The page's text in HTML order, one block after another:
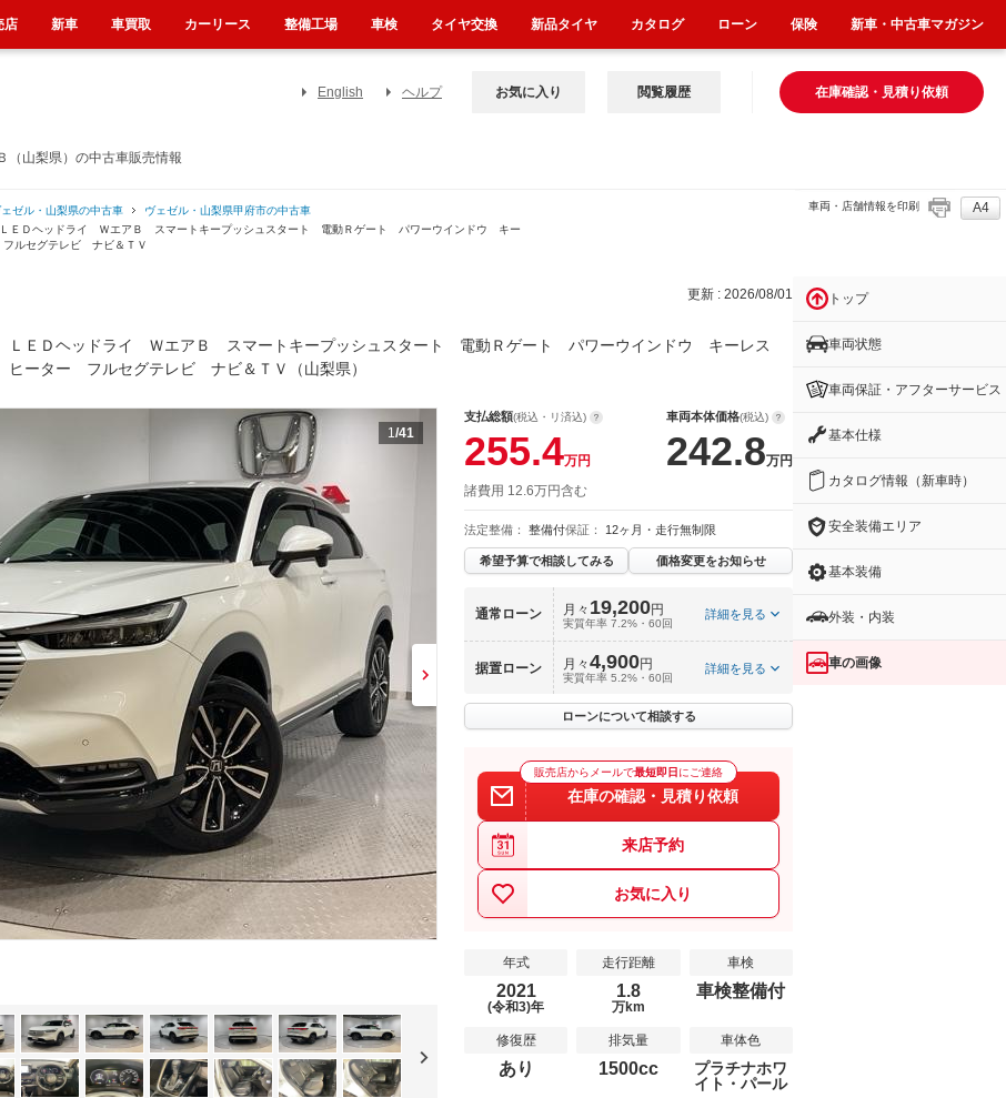
山梨県）の中古車販売情報
English ヘルプ 在庫確認・見積り依頼
お気に入り 閲覧履歴
ェゼル・山梨県の中古車
ヴェゼル・山梨県甲府市の中古車
ＥＤヘッドライ ＷエアＢ スマートキープッシュスタート 電動Ｒゲート パワーウインドウ キー
ルセグテレビ ナビ＆ＴＶ
車両・店舗情報を印刷 A4
更新 : 2026/08/01
ＬＥＤヘッドライ ＷエアＢ スマートキープッシュスタート 電動Ｒゲート パワーウインドウ キーレス
ヒーター フルセグテレビ ナビ＆ＴＶ（山梨県）
1/41
支払総額(税込・リ済込)
255.4万円
車両本体価格(税込)
242.8万円
諸費用 12.6万円含む
法定整備： 整備付保証： 12ヶ月・走行無制限
希望予算で相談してみる 価格変更をお知らせ
通常ローン 月々 19,200円
実質年率 7.2%・60回
詳細を見る
据置ローン 月々4,900円
実質年率 5.2%・60回
詳細を見る
ローンについて相談する
販売店からメールで最短即日 にご連絡
在庫の確認・見積り依頼
来店予約
お気に入り
年式
2021
(令和3)年
走行距離
1.8
万km
車検
車検整備付
修復歴
あり
排気量
1500cc
車体色
プラチナホワ
イト・パール
トップ
車両状態
車両保証・アフターサービス
基本仕様
カタログ情報（新車時）
安全装備エリア
基本装備
外装・内装
車の画像
店 新車 車買取 カーリース 整備工場 車検 タイヤ交換 新品タイヤ カタログ ローン 保険 新車・中古車マガジン